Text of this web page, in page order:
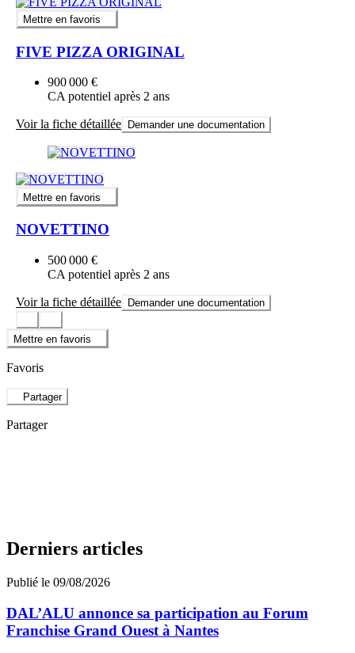
Mettre en favoris
FIVE PIZZA ORIGINAL
900 000 €
CA potentiel après 2 ans
Voir la fiche détaillée Demander une documentation
Mettre en favoris
NOVETTINO
500 000 €
CA potentiel après 2 ans
Voir la fiche détaillée Demander une documentation
Mettre en favoris
Favoris
Partager
Partager
Derniers articles
Publié le 09/08/2026
DAL’ALU annonce sa participation au Forum
Franchise Grand Ouest à Nantes